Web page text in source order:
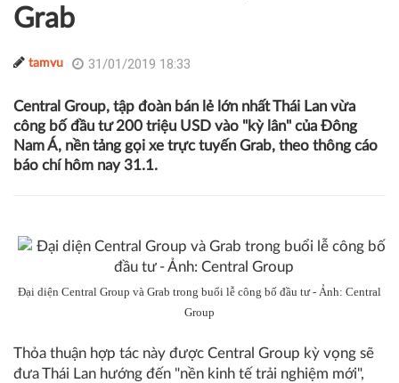
Grab
tamvu 31/01/2019 18:33
Central Group, tập đoàn bán lẻ lớn nhất Thái Lan vừa
công bố đầu tư 200 triệu USD vào "kỳ lân" của Đông
Nam Á, nền tảng gọi xe trực tuyến Grab, theo thông cáo
báo chí hôm nay 31.1.
Đại diện Central Group và Grab trong buổi lễ công bố đầu tư - Ảnh: Central
Group
Thỏa thuận hợp tác này được Central Group kỳ vọng sẽ
đưa Thái Lan hướng đến "nền kinh tế trải nghiệm mới",